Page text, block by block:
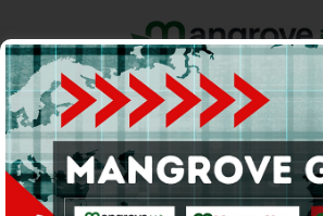
Home Pemerintahan Ekonomi & Bisnis
Support by